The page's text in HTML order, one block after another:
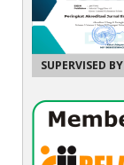
SUPERVISED BY